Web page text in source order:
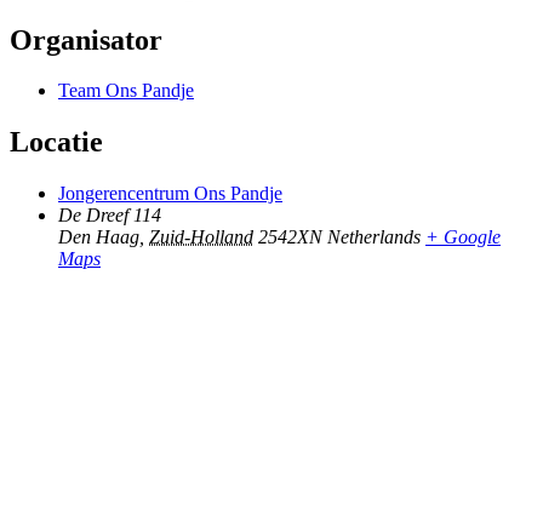
Organisator
Team Ons Pandje
Locatie
Jongerencentrum Ons Pandje
De Dreef 114
Den Haag Zuid-Holland 2542XN Netherlands + Google
Maps